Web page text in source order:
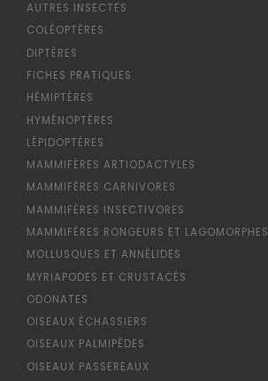
AUTRES INSECTES
COLÉOPTÈRES
DIPTÈRES
FICHES PRATIQUES
HÉMIPTÈRES
HYMÉNOPTÈRES
LÉPIDOPTÈRES
MAMMIFÈRES ARTIODACTYLES
MAMMIFÈRES CARNIVORES
MAMMIFÈRES INSECTIVORES
MAMMIFÈRES RONGEURS ET LAGOMORPHES
MOLLUSQUES ET ANNÉLIDES
MYRIAPODES ET CRUSTACÉS
ODONATES
OISEAUX ÉCHASSIERS
OISEAUX PALMIPÈDES
OISEAUX PASSEREAUX